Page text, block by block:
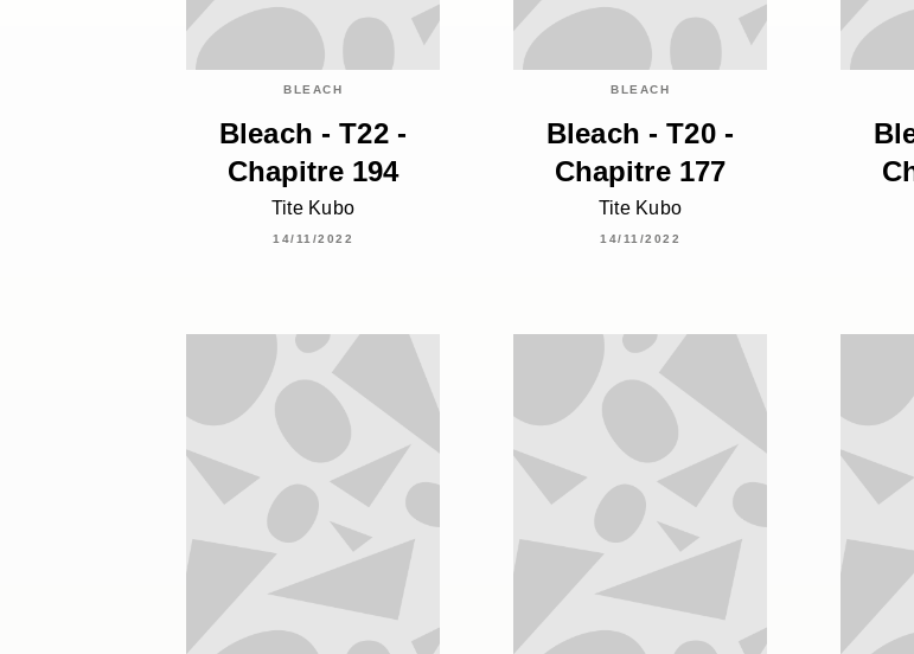
BLEACH
Bleach - T22 -
Chapitre 194
Tite Kubo
14/11/2022
BLEACH
Bleach - T20 -
Chapitre 177
Tite Kubo
14/11/2022